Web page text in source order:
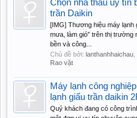
Chọn nhà thầu uy tín
trần Daikin
[IMG] Thương hiệu máy lạnh
mưa, làm gió” trên thị trường
bền và công...
Chủ đề bởi: lanthanhhaichau
Rao vặt
Máy lạnh công
lạnh giấu trần daikin
Quý khách đang có công